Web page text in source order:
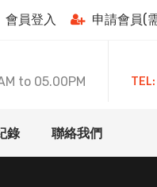
會員登入 申請會員(
to 05.00PM
TEL:
錄 聯絡我們